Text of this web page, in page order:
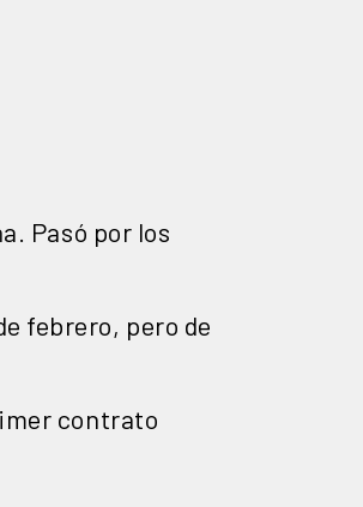
Pasó por los
febrero, pero de
contrato